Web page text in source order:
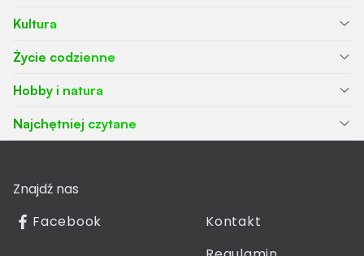
Kultura
Życie codzienne
Hobby i natura
Najchętniej czytane
Znajdź nas
Facebook
Kontakt